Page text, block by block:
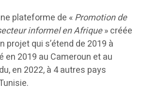
plateforme de «Promotion de
informel en Afrique» créée
projet qui s’étend de 2019 à
en 2019 au Cameroun et au
en 2022, à 4 autres pays